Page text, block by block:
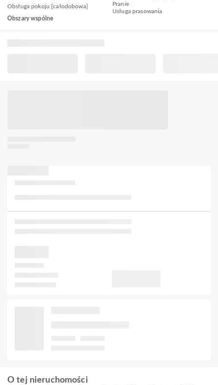
Obsługa pokoju [całodobowa]
Obszary wspólne
Pranie
Usługa prasowania
O tej nieruchomości